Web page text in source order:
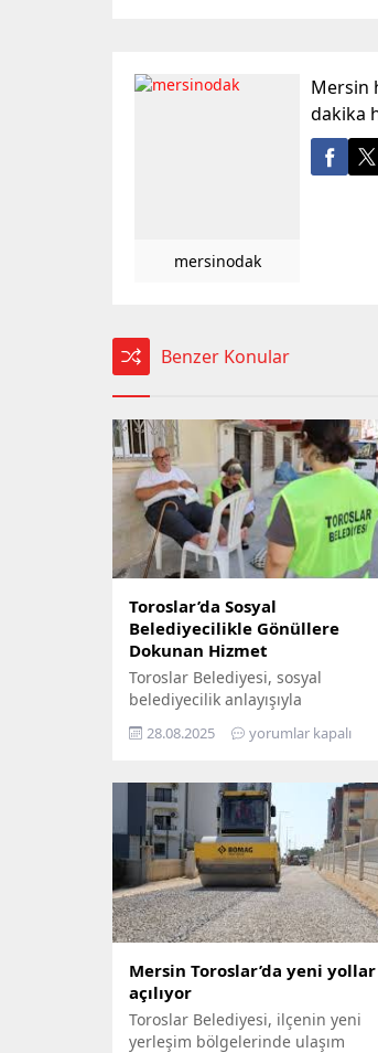
mersinodak
Mersin
dakika
Benzer Konular
Toroslar’da Sosyal
Belediyecilikle Gönüllere
Dokunan Hizmet
Toroslar Belediyesi, sosyal
belediyecilik anlayışıyla
vatandaşların gönüllerine
dokunmaya devam ediyor. İlçede
özel gereksinimli bireyler ile gazi
ve şehit aileleri, belediyenin
şefkatli elini her zaman
yanlarında hissediyor. Belediye
Sosyal Destek Hizmetleri
Müdürlüğü’ne bağlı Şehit ve Gazi
Şefliği ile Yaşlı ve Engelli Şefliği,
belli periyotlarla ev ziyaretleri
gerçekleştiriyor....
28.08.2025 yorumlar kapalı
Mersin Toroslar’da yeni yollar
açılıyor
Toroslar Belediyesi, ilçenin yeni
yerleşim bölgelerinde ulaşım